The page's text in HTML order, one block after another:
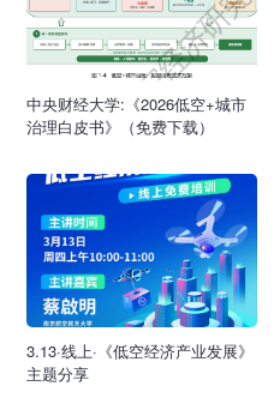
中央财经大学:《2026低空+城市
治理白皮书》（免费下载）
3.13·线上·《低空经济产业发展》
主题分享